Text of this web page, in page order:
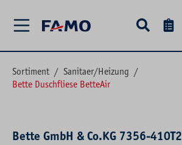
Sortiment / Sanitaer/Heizung /
Bette Duschfliese BetteAir
Bette GmbH & Co.KG 7356-410T2